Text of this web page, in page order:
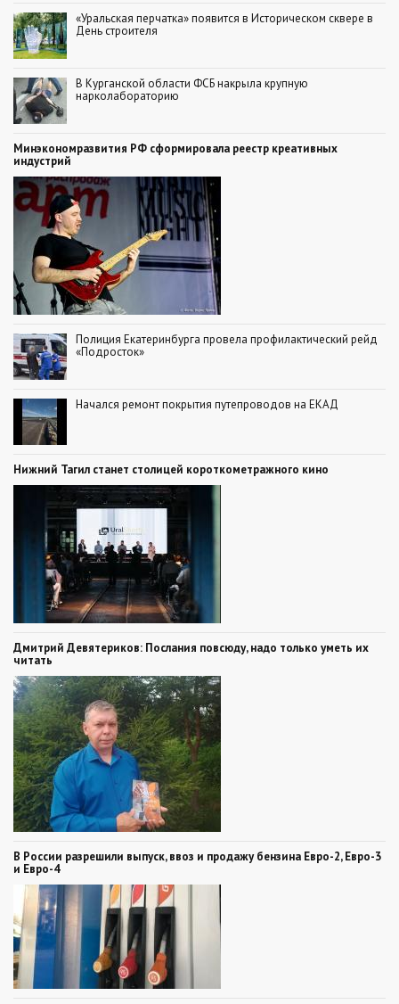
«Уральская перчатка» появится в Историческом сквере в
День строителя
В Курганской области ФСБ накрыла крупную
нарколабораторию
Минэкономразвития РФ сформировала реестр креативных
индустрий
Полиция Екатеринбурга провела профилактический рейд
«Подросток»
Начался ремонт покрытия путепроводов на ЕКАД
Нижний Тагил станет столицей короткометражного кино
Дмитрий Девятериков: Послания повсюду, надо только уметь их
читать
В России разрешили выпуск, ввоз и продажу бензина Евро-2, Евро-3
и Евро-4